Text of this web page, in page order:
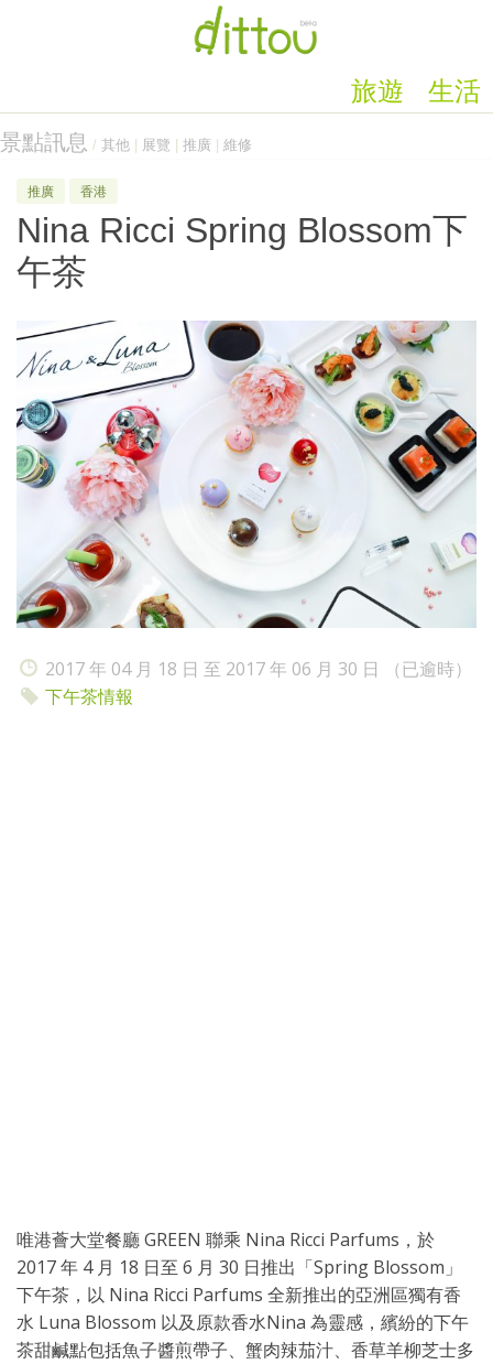
生活
旅遊
景點訊息 / 其他 展覽 推廣 維修
推廣 香港
Nina Ricci Spring Blossom下
午茶
2017 年 04 月 18 日 至 2017 年 06 月 30 日 （已逾時）
下午茶情報
唯港薈大堂餐廳 GREEN 聯乘 Nina Ricci Parfums，於
2017 年 4 月 18 日至 6 月 30 日推出「Spring Blossom」
下午茶，以 Nina Ricci Parfums 全新推出的亞洲區獨有香
水 Luna Blossom 以及原款香水Nina 為靈感，繽紛的下午
茶甜鹹點包括魚子醬煎帶子、蟹肉辣茄汁、香草羊柳芝士多